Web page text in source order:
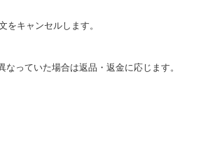
キャンセルします。
っていた場合は返品・返金に応じます。